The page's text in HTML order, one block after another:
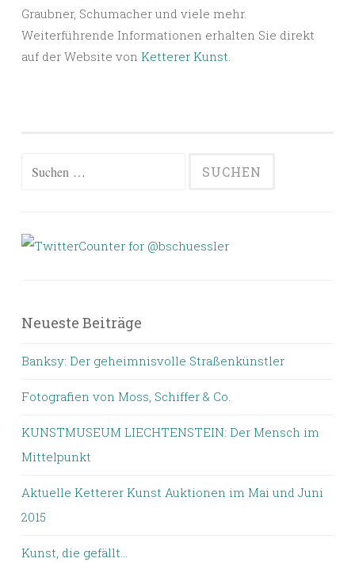
Graubner, Schumacher und viele mehr.
Weiterführende Informationen erhalten Sie direkt
auf der Website von Ketterer Kunst.
Suchen
Neueste Beiträge
Banksy: Der geheimnisvolle Straßenkünstler
Fotografien von Moss, Schiffer & Co.
KUNSTMUSEUM LIECHTENSTEIN: Der Mensch im
Mittelpunkt
Aktuelle Ketterer Kunst Auktionen im Mai und Juni
2015
Kunst, die gefällt…